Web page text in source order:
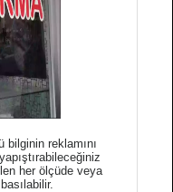
bilginin reklamını
her ölçüde veya